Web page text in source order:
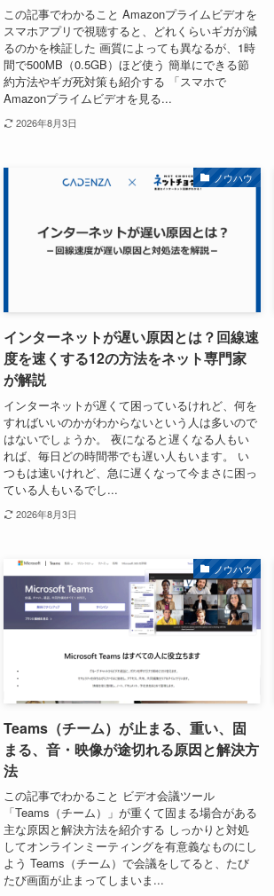
この記事でわかること Amazonプライムビデオを
スマホアプリで視聴すると、どれくらいギガが減
るのかを検証した 画質によっても異なるが、1時
間で500MB（0.5GB）ほど使う 簡単にできる節
約方法やギガ死対策も紹介する 「スマホで
Amazonプライムビデオを見る...
2026年8月3日
ノウハウ
インターネットが遅い原因とは？回線速
度を速くする12の方法をネット専門家
が解説
インターネットが遅くて困っているけれど、何を
すればいいのかがわからないという人は多いので
はないでしょうか。 夜になると遅くなる人もい
れば、毎日どの時間帯でも遅い人もいます。 い
つもは速いけれど、急に遅くなって今まさに困っ
ている人もいるでし...
2026年8月3日
ノウハウ
Teams（チーム）が止まる、重い、固
まる、音・映像が途切れる原因と解決方
法
この記事でわかること ビデオ会議ツール
「Teams（チーム）」が重くて固まる場合がある
主な原因と解決方法を紹介する しっかりと対処
してオンラインミーティングを有意義なものにし
よう Teams（チーム）で会議をしてると、たび
たび画面が止まってしまいま...